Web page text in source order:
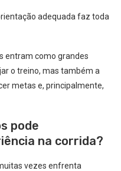
adequada faz toda
entram como grandes
o treino, mas também a
metas e, principalmente,
pode
na corrida?
vezes enfrenta